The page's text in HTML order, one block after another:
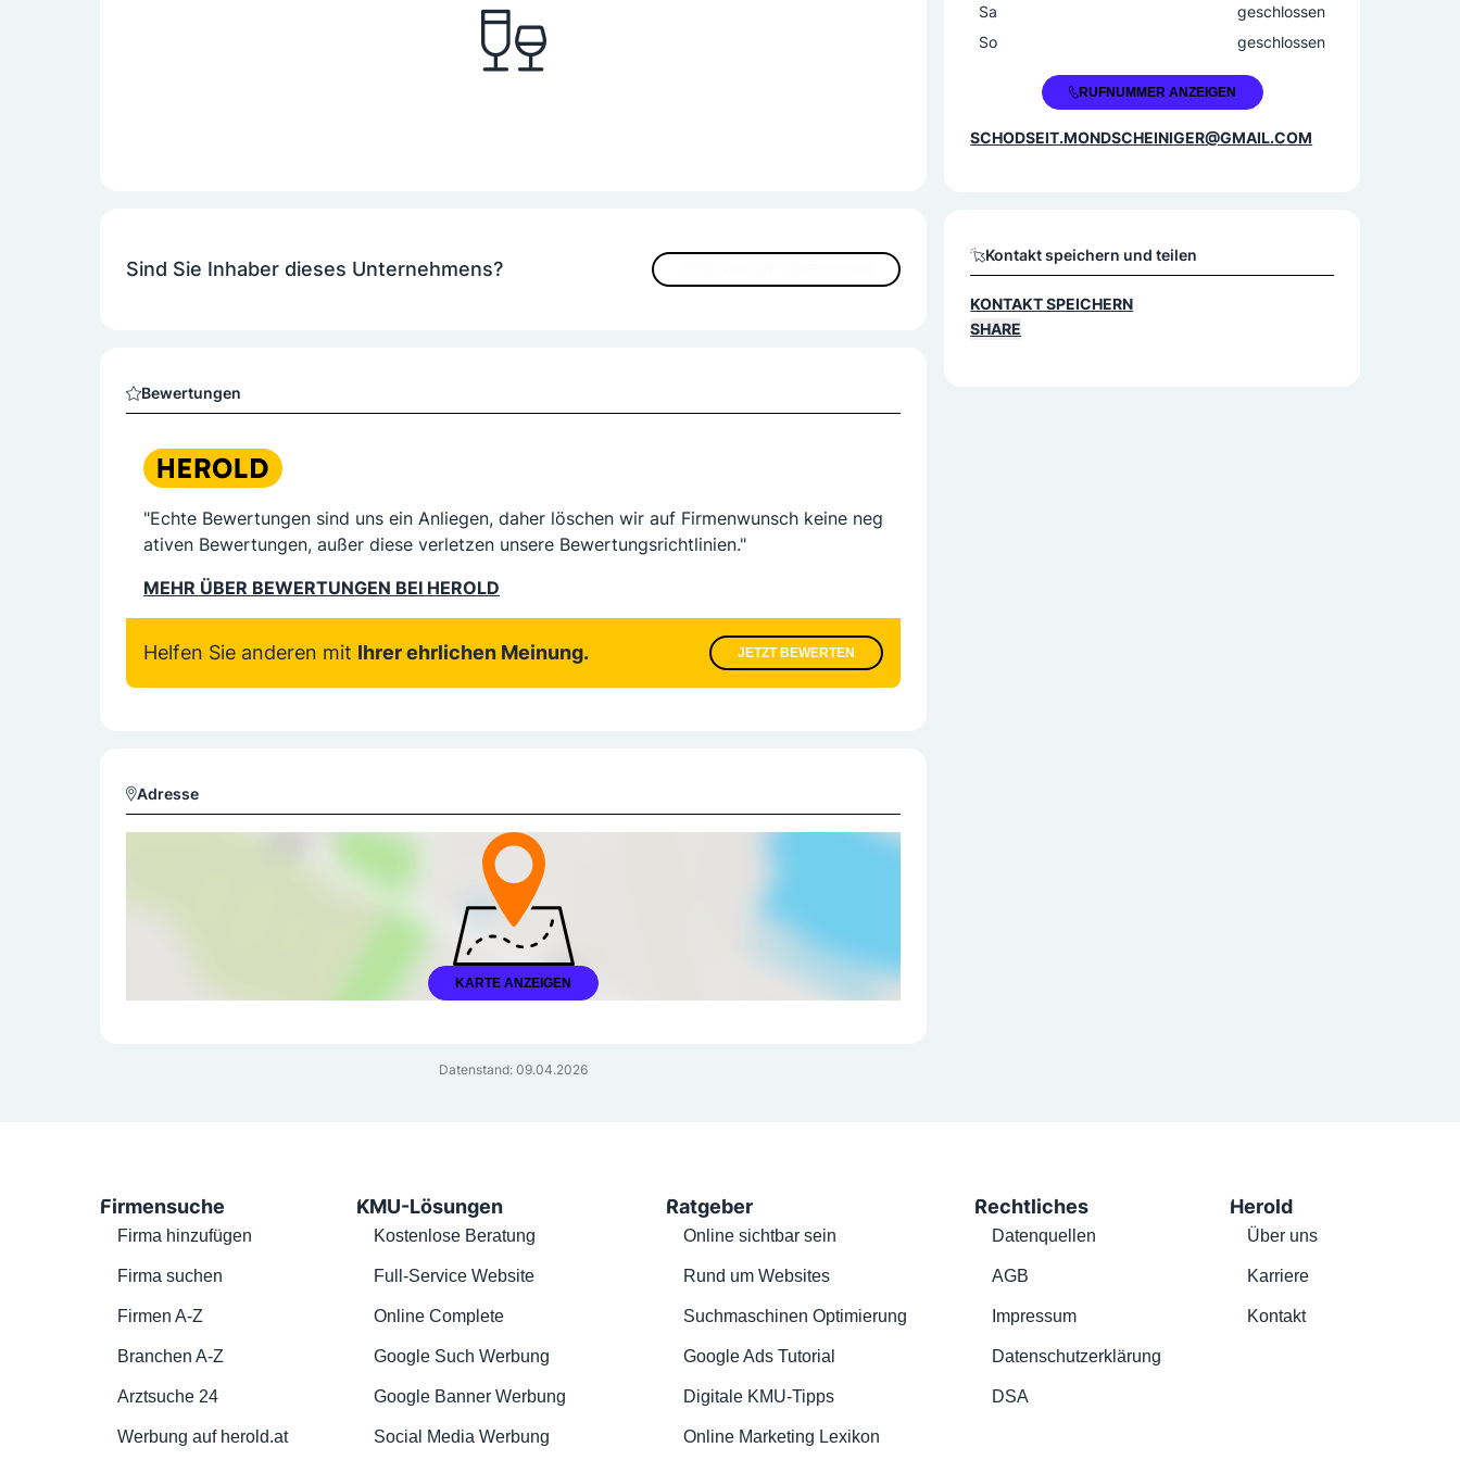
Sind Sie Inhaber dieses Unternehmens?
Bewertungen
"Echte Bewertungen sind uns ein Anliegen, daher löschen wir auf Firmenwunsch keine neg
ativen Bewertungen, außer diese verletzen unsere Bewertungsrichtlinien."
MEHR ÜBER BEWERTUNGEN BEI HEROLD
Helfen Sie anderen mit Ihrer ehrlichen Meinung. JETZT BEWERTEN
Adresse
KARTE ANZEIGEN
Datenstand: 09.04.2026
Sa
geschlossen
So
geschlossen
+43 664 75009569RUFNUMMER ANZEIGEN
SCHODSEIT.MONDSCHEINIGER@GMAIL.COM
Kontakt speichern und teilen
KONTAKT SPEICHERN
SHARE
Firmensuche
Firma hinzufügen
Firma suchen
Firmen A-Z
Branchen A-Z
Arztsuche 24
Werbung auf herold.at
KMU-Lösungen
Kostenlose Beratung
Full-Service Website
Online Complete
Google Such Werbung
Google Banner Werbung
Social Media Werbung
Ratgeber
Online sichtbar sein
Rund um Websites
Suchmaschinen Optimierung
Google Ads Tutorial
Digitale KMU-Tipps
Online Marketing Lexikon
Rechtliches
Datenquellen
AGB
Impressum
Datenschutzerklärung
DSA
Herold
Über uns
Karriere
Kontakt